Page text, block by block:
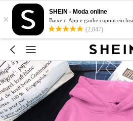
×
SHEIN - Moda online
Baixe o App e ganhe cupom
(2,847)